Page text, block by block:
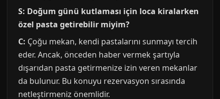
S: Doğum günü kutlaması için loca kiralarken
özel pasta getirebilir miyim?
C: Çoğu mekan, kendi pastalarını sunmayı tercih
eder. Ancak, önceden haber vermek şartıyla
dışarıdan pasta getirmenize izin veren mekanlar
da bulunur. Bu konuyu rezervasyon sırasında
netleştirmeniz önemlidir.